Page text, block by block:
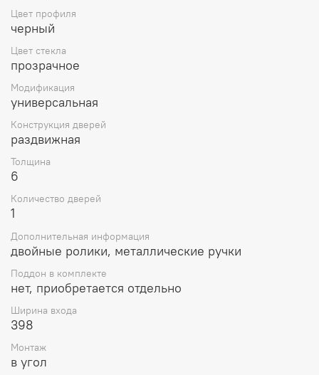
Цвет профиля
черный
Цвет стекла
прозрачное
Модификация
универсальная
Конструкция дверей
раздвижная
Толщина
6
Количество дверей
1
Дополнительная информация
двойные ролики, металлические ручки
Поддон в комплекте
нет, приобретается отдельно
Ширина входа
398
Монтаж
в угол